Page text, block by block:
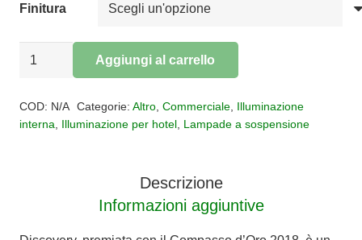
Finitura
SOSPENSIONE
DISCOVERY
Aggiungi al carrello
COD: N/A Categorie: Altro, Commerciale, Illuminazione
interna
Illuminazione per hotel Lampade a sospensione
Descrizione
Informazioni aggiuntive